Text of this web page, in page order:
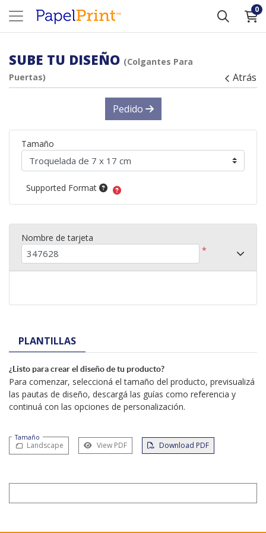
0
SUBE TU DISEÑO (Colgantes Para
Puertas)
Atrás
PLANTILLAS
¿Listo para crear el diseño de tu producto?
Para comenzar, seleccioná el tamaño del producto, previsualizá
las pautas de diseño, descargá las guías como referencia y
continuá con las opciones de personalización.
Tamaño
Landscape View PDF Download PDF
Pedido
Tamaño
Supported Format
Nombre de tarjeta
*